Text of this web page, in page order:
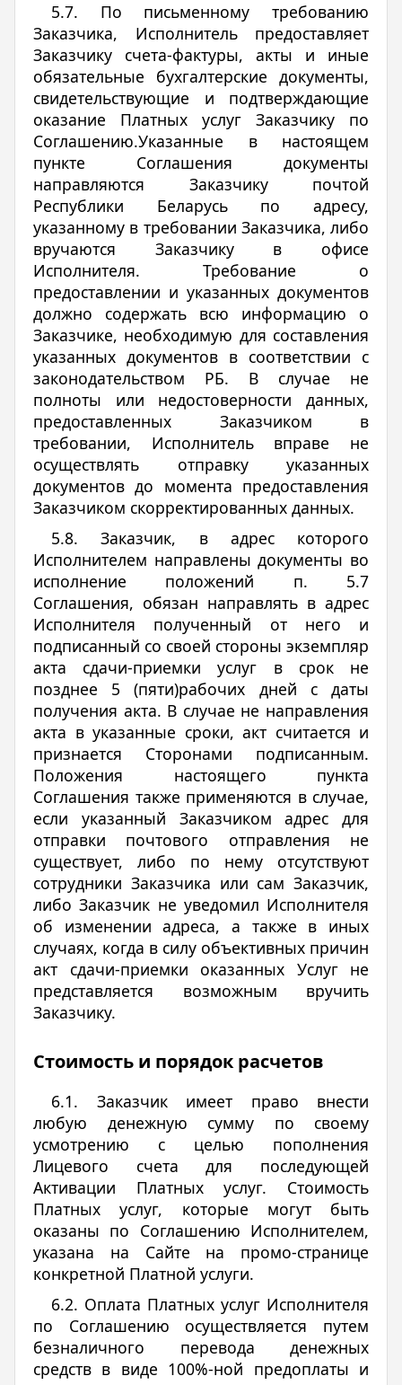
5.7. По письменному требованию
Заказчика, Исполнитель предоставляет
Заказчику счета-фактуры, акты и иные
обязательные бухгалтерские документы,
свидетельствующие и подтверждающие
оказание Платных услуг Заказчику по
Соглашению.Указанные в настоящем
пункте Соглашения документы
направляются Заказчику почтой
Республики Беларусь по адресу,
указанному в требовании Заказчика, либо
вручаются Заказчику в офисе
Исполнителя. Требование о
предоставлении и указанных документов
должно содержать всю информацию о
Заказчике, необходимую для составления
указанных документов в соответствии с
законодательством РБ. В случае не
полноты или недостоверности данных,
предоставленных Заказчиком в
требовании, Исполнитель вправе не
осуществлять отправку указанных
документов до момента предоставления
Заказчиком скорректированных данных.
5.8. Заказчик, в адрес которого
Исполнителем направлены документы во
исполнение положений п. 5.7
Соглашения, обязан направлять в адрес
Исполнителя полученный от него и
подписанный со своей стороны экземпляр
акта сдачи-приемки услуг в срок не
позднее 5 (пяти)рабочих дней с даты
получения акта. В случае не направления
акта в указанные сроки, акт считается и
признается Сторонами подписанным.
Положения настоящего пункта
Соглашения также применяются в случае,
если указанный Заказчиком адрес для
отправки почтового отправления не
существует, либо по нему отсутствуют
сотрудники Заказчика или сам Заказчик,
либо Заказчик не уведомил Исполнителя
об изменении адреса, а также в иных
случаях, когда в силу объективных причин
акт сдачи-приемки оказанных Услуг не
представляется возможным вручить
Заказчику.
Стоимость и порядок расчетов
6.1. Заказчик имеет право внести
любую денежную сумму по своему
усмотрению с целью пополнения
Лицевого счета для последующей
Активации Платных услуг. Стоимость
Платных услуг, которые могут быть
оказаны по Соглашению Исполнителем,
указана на Сайте на промо-странице
конкретной Платной услуги.
6.2. Оплата Платных услуг Исполнителя
по Соглашению осуществляется путем
безналичного перевода денежных
средств в виде 100%-ной предоплаты и